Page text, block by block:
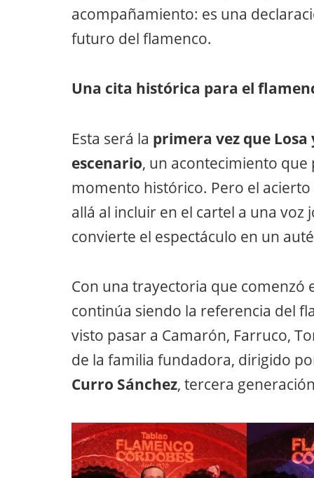
acompañamiento: es una
futuro del flamenco.
Una cita histórica para el
Esta será la primera vez que
escenario, un acontecimiento
momento histórico. Pero el
allá al incluir en el cartel a una voz
convierte el espectáculo en un
Con una trayectoria que comenzó
continúa siendo la referencia del
visto pasar a Camarón, Farruco,
de la familia fundadora, dirigido
Curro Sánchez, tercera